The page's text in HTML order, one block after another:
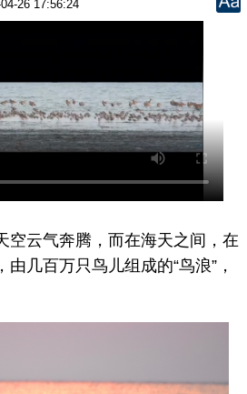
26 17:56:24
云气奔腾，而在海天之间，在
几百万只鸟儿组成的“鸟浪”，